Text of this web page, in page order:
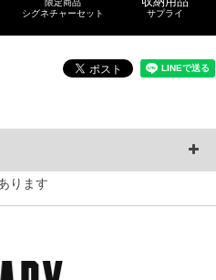
限定商品
シグネチャーセット
サプライ
ります